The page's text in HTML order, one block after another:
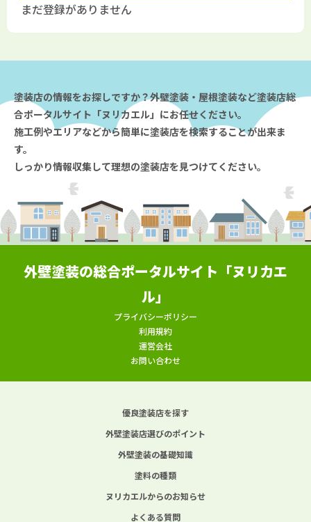
まだ登録がありません
塗装店の情報をお探しですか？外壁塗装・屋根塗装など塗装店総
合ポータルサイト「ヌリカエル」にお任せください。
施工例やエリアなどから簡単に塗装店を検索することが出来ま
す。
しっかり情報収集して理想の塗装店を見つけてください。
外壁塗装の総合ポータルサイト「ヌリカエ
ル」
プライバシーポリシー
利用規約
運営会社
お問い合わせ
優良塗装店を探す
外壁塗装店選びのポイント
外壁塗装の基礎知識
塗料の種類
ヌリカエルからのお知らせ
よくある質問